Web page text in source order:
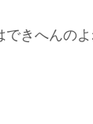
きへんの